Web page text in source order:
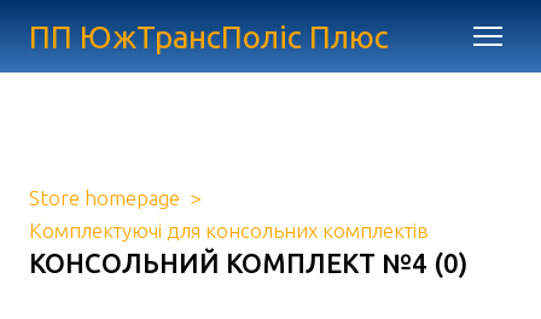
ПП ЮжТрансПоліс Плюс
Store homepage
Комплектуючі для консольних комплектів
КОНСОЛЬНИЙ КОМПЛЕКТ №4 (0)